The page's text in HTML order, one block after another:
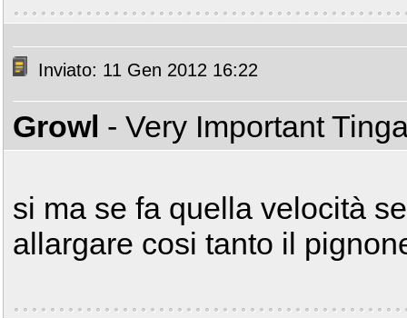
Inviato: 11 Gen 2012 16:22
Growl - Very Important
si ma se fa quella velocità
allargare cosi tanto il